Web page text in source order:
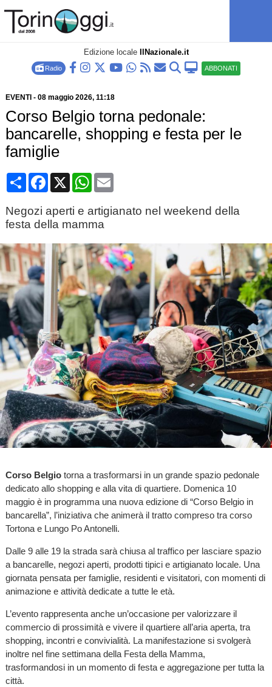
Edizione locale IlNazionale.it
Radio ABBONATI
EVENTI - 08 maggio 2026, 11:18
Corso Belgio torna pedonale:
bancarelle, shopping e festa per le
famiglie
CondividiFacebook
X WhatsApp
Email
Negozi aperti e artigianato nel weekend della
festa della mamma
Corso Belgio torna a trasformarsi in un grande spazio pedonale
dedicato allo shopping e alla vita di quartiere. Domenica 10
maggio è in programma una nuova edizione di “Corso Belgio in
bancarella”, l’iniziativa che animerà il tratto compreso tra corso
Tortona e Lungo Po Antonelli.
Dalle 9 alle 19 la strada sarà chiusa al traffico per lasciare spazio
a bancarelle, negozi aperti, prodotti tipici e artigianato locale. Una
giornata pensata per famiglie, residenti e visitatori, con momenti di
animazione e attività dedicate a tutte le età.
L’evento rappresenta anche un’occasione per valorizzare il
commercio di prossimità e vivere il quartiere all’aria aperta, tra
shopping, incontri e convivialità. La manifestazione si svolgerà
inoltre nel fine settimana della Festa della Mamma,
trasformandosi in un momento di festa e aggregazione per tutta la
città.